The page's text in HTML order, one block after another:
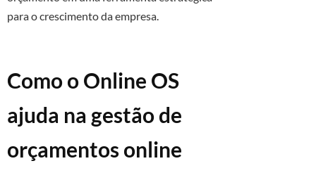
para o crescimento da empresa.
Como o Online OS
ajuda na gestão de
orçamentos online